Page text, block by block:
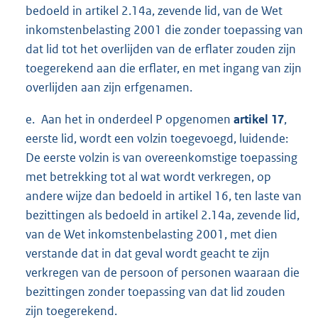
bedoeld in artikel 2.14a, zevende lid, van de Wet
inkomstenbelasting 2001 die zonder toepassing van
dat lid tot het overlijden van de erflater zouden zijn
toegerekend aan die erflater, en met ingang van zijn
overlijden aan zijn erfgenamen.
e. Aan het in onderdeel P opgenomen artikel 17,
eerste lid, wordt een volzin toegevoegd, luidende:
De eerste volzin is van overeenkomstige toepassing
met betrekking tot al wat wordt verkregen, op
andere wijze dan bedoeld in artikel 16, ten laste van
bezittingen als bedoeld in artikel 2.14a, zevende lid,
van de Wet inkomstenbelasting 2001, met dien
verstande dat in dat geval wordt geacht te zijn
verkregen van de persoon of personen waaraan die
bezittingen zonder toepassing van dat lid zouden
zijn toegerekend.